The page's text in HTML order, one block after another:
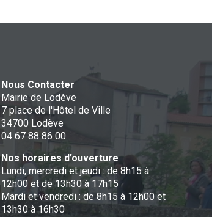
Nous Contacter
Mairie de Lodève
7 place de l'Hôtel de Ville
34700 Lodève
04 67 88 86 00
Nos horaires d’ouverture
Lundi, mercredi et jeudi : de 8h15 à
12h00 et de 13h30 à 17h15
Mardi et vendredi : de 8h15 à 12h00 et
13h30 à 16h30